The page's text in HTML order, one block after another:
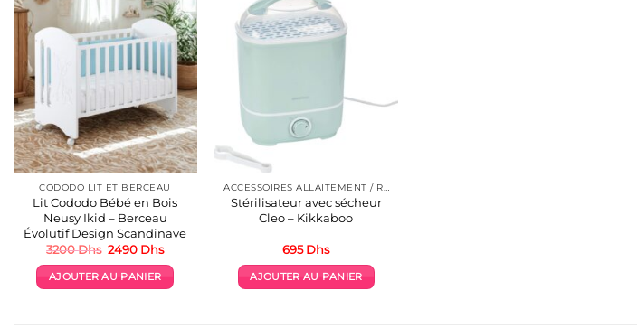
CODODO LIT ET BERCEAU
Lit Cododo Bébé en Bois
Neusy Ikid – Berceau
Évolutif Design Scandinave
3200Dhs Le
initial
était :
2490 DhsLe
actuel
est :
AJOUTER AU PANIER
Stérilisateur avec sécheur
Cleo – Kikkaboo
695Dhs
AJOUTER AU PANIER